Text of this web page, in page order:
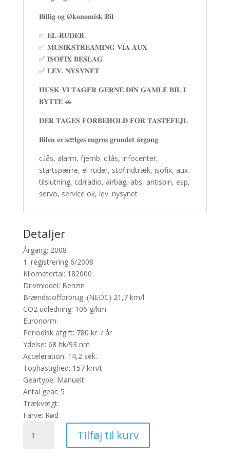
𝐁𝐢𝐥𝐥𝐢𝐠 𝐨𝐠 Ø𝐤𝐨𝐧𝐨𝐦𝐢𝐬𝐤 𝐁𝐢𝐥
✅ 𝐄𝐋-𝐑𝐔𝐃𝐄𝐑
✅ 𝐌𝐔𝐒𝐈𝐊𝐒𝐓𝐑𝐄𝐀𝐌𝐈𝐍𝐆 𝐕𝐈𝐀 𝐀𝐔𝐗
✅ 𝐈𝐒𝐎𝐅𝐈𝐗 𝐁𝐄𝐒𝐋𝐀𝐆
✅ 𝐋𝐄𝐕. 𝐍𝐘𝐒𝐘𝐍𝐄𝐓
𝐇𝐔𝐒𝐊 𝐕𝐈 𝐓𝐀𝐆𝐄𝐑 𝐆𝐄𝐑𝐍𝐄 𝐃𝐈𝐍 𝐆𝐀𝐌𝐋𝐄 𝐁𝐈𝐋 𝐈
𝐁𝐘𝐓𝐓𝐄 🚗
𝐃𝐄𝐑 𝐓𝐀𝐆𝐄𝐒 𝐅𝐎𝐑𝐁𝐄𝐇𝐎𝐋𝐃 𝐅𝐎𝐑 𝐓𝐀𝐒𝐓𝐄𝐅𝐄𝐉𝐋
𝐁𝐢𝐥𝐞𝐧 𝐞𝐫 𝐬æ𝐥𝐠𝐞𝐬 𝐞𝐧𝐠𝐫𝐨𝐬 𝐠𝐫𝐮𝐧𝐝𝐞𝐭 𝐚̊𝐫𝐠𝐚𝐧𝐠.
c.lås, alarm, fjernb. c.lås, infocenter,
startspærre, el-ruder, stofindtræk, isofix, aux
tilslutning, cd/radio, airbag, abs, antispin, esp,
servo, service ok, lev. nysynet
Detaljer
Årgang: 2008
1. registrering 6/2008
Kilometertal: 182000
Drivmiddel: Benzin
Brændstofforbrug: (NEDC) 21,7 km/l
CO2 udledning: 106 g/km
Euronorm:
Periodisk afgift: 780 kr. / år
Ydelse: 68 hk/93 nm
Acceleration: 14,2 sek.
Tophastighed: 157 km/t
Geartype: Manuelt
Antal gear: 5
Trækvægt:
Farve: Rød
Aygo
Tilføj til kurv